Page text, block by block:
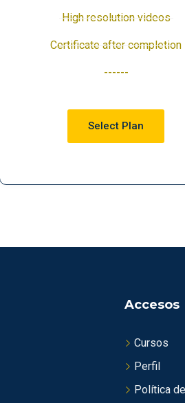
High resolution videos
Certificate after completion
------
Select Plan
Accesos
Cursos
Perfil
Política